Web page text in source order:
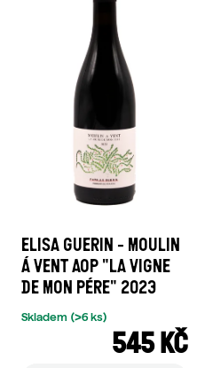
ELISA GUERIN - MOULIN
Á VENT AOP "LA VIGNE
DE MON PÉRE" 2023
545 KČ
Skladem (>6 ks)